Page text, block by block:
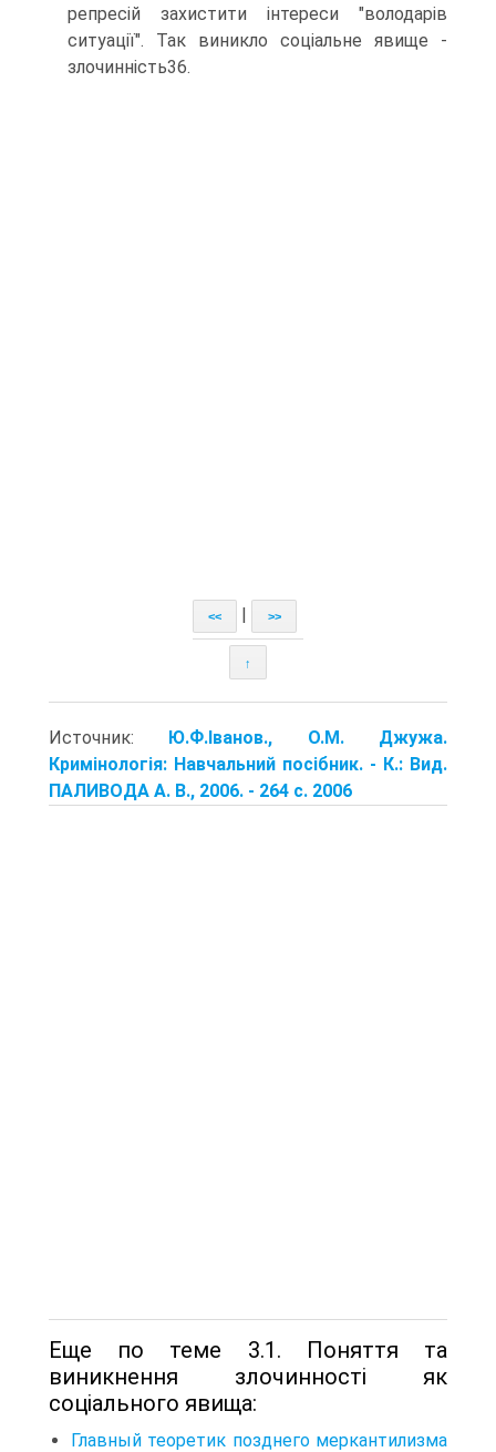
репресій захистити інтереси "володарів
ситуації". Так виникло соціальне явище -
злочинність36.
<< >>
↑
Источник: Ю.Ф.Іванов., О.М. Джужа.
Кримінологія: Навчальний посібник. - К.: Вид.
ПАЛИВОДА А. В., 2006. - 264 с. 2006
Еще по теме 3.1. Поняття та
виникнення злочинності як
соціального явища:
Главный теоретик позднего меркантилизма